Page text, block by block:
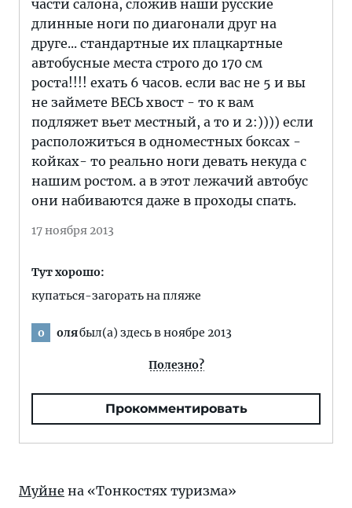
части салона, сложив наши русские
длинные ноги по диагонали друг на
друге... стандартные их плацкартные
автобусные места строго до 170 см
роста!!!! ехать 6 часов. если вас не 5 и вы
не займете ВЕСЬ хвост - то к вам
подляжет вьет местный, а то и 2:)))) если
расположиться в одноместных боксах -
койках- то реально ноги девать некуда с
нашим ростом. а в этот лежачий автобус
они набиваются даже в проходы спать.
17 ноября 2013
Тут хорошо:
купаться-загорать на пляже
о олябыл(а) здесь в ноябре 2013
Полезно?
Прокомментировать
Муйне на «Тонкостях туризма»